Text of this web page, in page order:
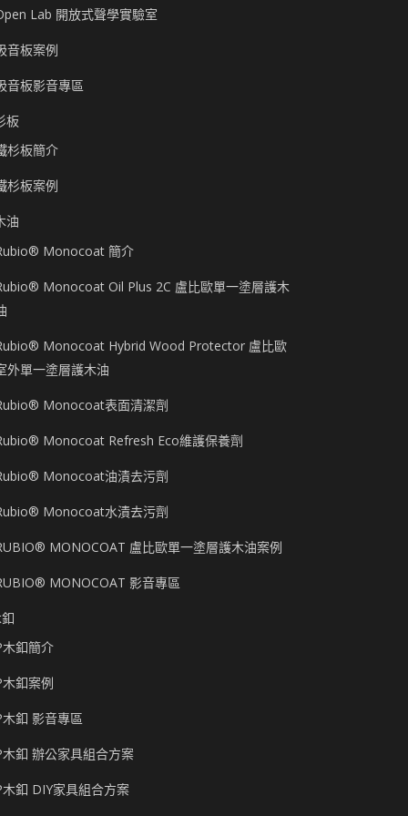
Lab 開放式聲學實驗室
音板案例
音板影音專區
板
杉板簡介
杉板案例
油
Monocoat 簡介
Monocoat Oil Plus 2C 盧比歐單一塗層護木
Monocoat Hybrid Wood Protector 盧比歐
外單一塗層護木油
Monocoat表面清潔劑
Monocoat Refresh Eco維護保養劑
Monocoat油漬去污劑
Monocoat水漬去污劑
MONOCOAT 盧比歐單一塗層護木油案例
MONOCOAT 影音專區
木釦簡介
木釦案例
木釦 影音專區
木釦 辦公家具組合方案
木釦 DIY家具組合方案